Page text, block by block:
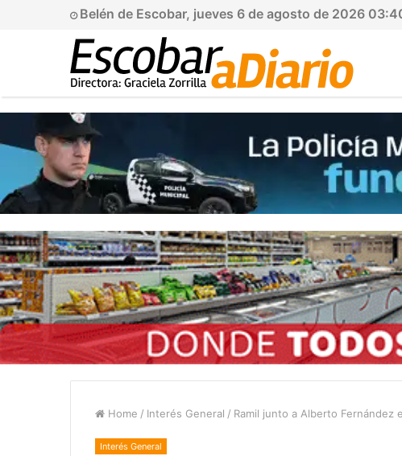
Belén de Escobar, jueves 6 de agosto de 2026
Home / Interés General / Ramil junto a Alberto Fernández
Interés General